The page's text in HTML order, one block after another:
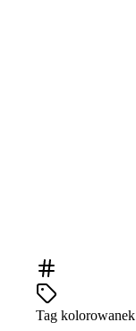
Tag kolorowanek